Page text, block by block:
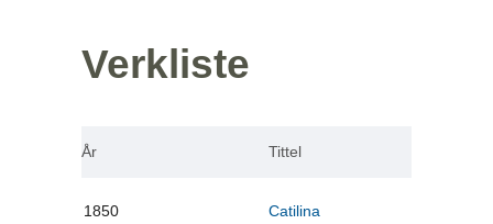
Verkliste
År Tittel
1850 Catilina